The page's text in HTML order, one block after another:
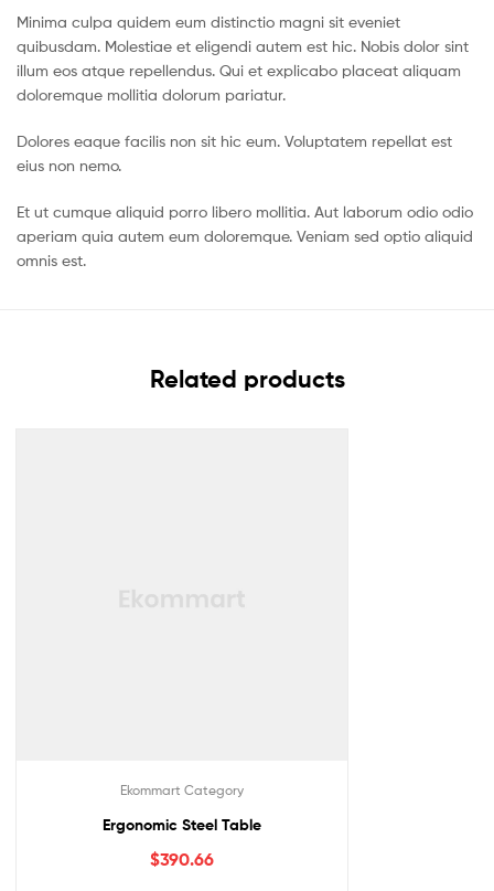
Minima culpa quidem eum distinctio magni sit eveniet
quibusdam. Molestiae et eligendi autem est hic. Nobis dolor sint
illum eos atque repellendus. Qui et explicabo placeat aliquam
doloremque mollitia dolorum pariatur.
Dolores eaque facilis non sit hic eum. Voluptatem repellat est
eius non nemo.
Et ut cumque aliquid porro libero mollitia. Aut laborum odio odio
aperiam quia autem eum doloremque. Veniam sed optio aliquid
omnis est.
Related products
Ekommart Category
Ergonomic Steel Table
$390.66